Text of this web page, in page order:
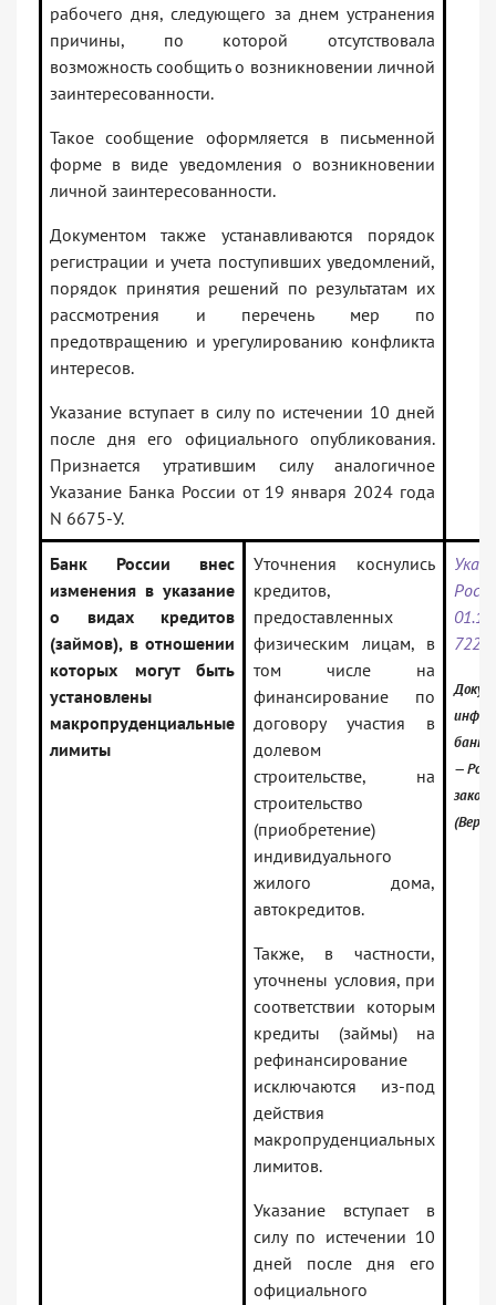
рабочего дня, следующего за днем устранения
причины, по которой отсутствовала
возможность сообщить о возникновении личной
заинтересованности.
Такое сообщение оформляется в письменной
форме в виде уведомления о возникновении
личной заинтересованности.
Документом также устанавливаются порядок
регистрации и учета поступивших уведомлений,
порядок принятия решений по результатам их
рассмотрения и перечень мер по
предотвращению и урегулированию конфликта
интересов.
Указание вступает в силу по истечении 10 дней
после дня его официального опубликования.
Признается утратившим силу аналогичное
Указание Банка России от 19 января 2024 года
N 6675-У.
Банк России внес
изменения в указание
о видах кредитов
(займов), в отношении
которых могут быть
установлены
макропруденциальные
лимиты
Уточнения коснулись
кредитов,
предоставленных
физическим лицам, в
том числе на
финансирование по
договору участия в
долевом
строительстве, на
строительство
(приобретение)
индивидуального
жилого дома,
автокредитов.
Также, в частности,
уточнены условия, при
соответствии которым
кредиты (займы) на
рефинансирование
исключаются из-под
действия
макропруденциальных
лимитов.
Указание вступает в
силу по истечении 10
дней после дня его
официального
банк:
—